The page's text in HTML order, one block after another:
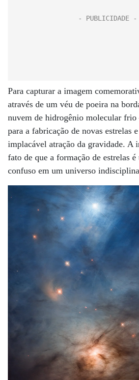
Para capturar a imagem
através de um véu de poeira na
nuvem de hidrogênio molecular frio
para a fabricação de novas estrelas
implacável atração da gravidade. A
fato de que a formação de estrelas é
confuso em um universo